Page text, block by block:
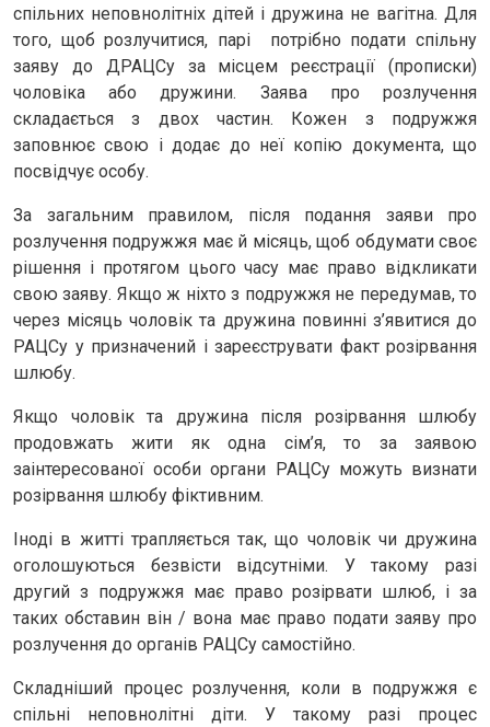
спільних неповнолітніх дітей і дружина не вагітна. Для
того, щоб розлучитися, парі потрібно подати спільну
заяву до ДРАЦСу за місцем реєстрації (прописки)
чоловіка або дружини. Заява про розлучення
складається з двох частин. Кожен з подружжя
заповнює свою і додає до неї копію документа, що
посвідчує особу.
За загальним правилом, після подання заяви про
розлучення подружжя має й місяць, щоб обдумати своє
рішення і протягом цього часу має право відкликати
свою заяву. Якщо ж ніхто з подружжя не передумав, то
через місяць чоловік та дружина повинні з’явитися до
РАЦСу у призначений і зареєструвати факт розірвання
шлюбу.
Якщо чоловік та дружина після розірвання шлюбу
продовжать жити як одна сім’я, то за заявою
заінтересованої особи органи РАЦСу можуть визнати
розірвання шлюбу фіктивним.
Іноді в житті трапляється так, що чоловік чи дружина
оголошуються безвісти відсутніми. У такому разі
другий з подружжя має право розірвати шлюб, і за
таких обставин він / вона має право подати заяву про
розлучення до органів РАЦСу самостійно.
Складніший процес розлучення, коли в подружжя є
спільні неповнолітні діти. У такому разі процес